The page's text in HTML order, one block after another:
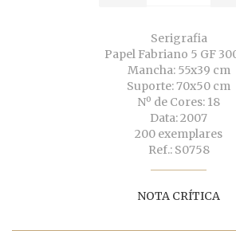
Serigrafia
Papel Fabriano 5 GF
Mancha: 55x39 cm
Suporte: 70x50 cm
Nº de Cores: 18
Data: 2007
200 exemplares
Ref.: S0758
NOTA CRÍTICA